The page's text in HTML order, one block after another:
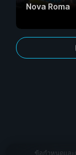
Nova Roma
ข้อกำหนดและ